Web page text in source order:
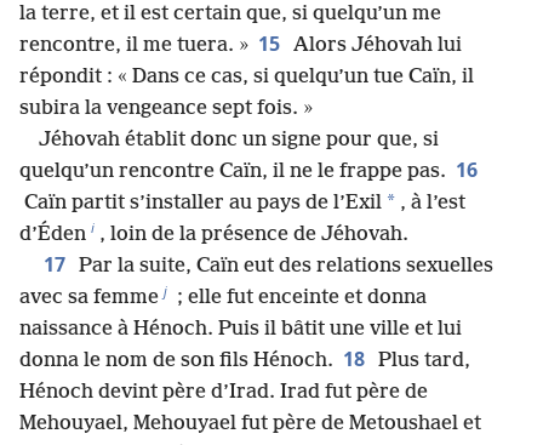
la terre, et il est certain que, si quelqu’un me
rencontre, il me tuera. » 15 Alors Jéhovah lui
répondit : « Dans ce cas, si quelqu’un tue Caïn, il
subira la vengeance sept fois. »
Jéhovah établit donc un signe pour que, si
quelqu’un rencontre Caïn, il ne le frappe pas. 16
Caïn partit s’installer au pays de l’Exil * , à l’est
d’Éden i , loin de la présence de Jéhovah.
17 Par la suite, Caïn eut des relations sexuelles
avec sa femme j ; elle fut enceinte et donna
naissance à Hénoch. Puis il bâtit une ville et lui
donna le nom de son fils Hénoch. 18 Plus tard,
Hénoch devint père d’Irad. Irad fut père de
Mehouyael, Mehouyael fut père de Metoushael et